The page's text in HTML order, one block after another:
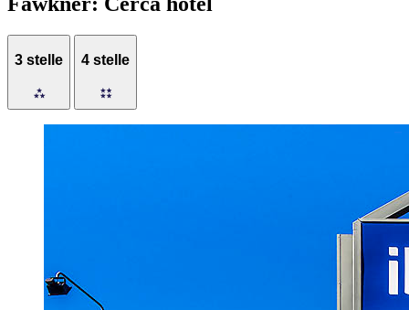
3 stelle 4 stelle